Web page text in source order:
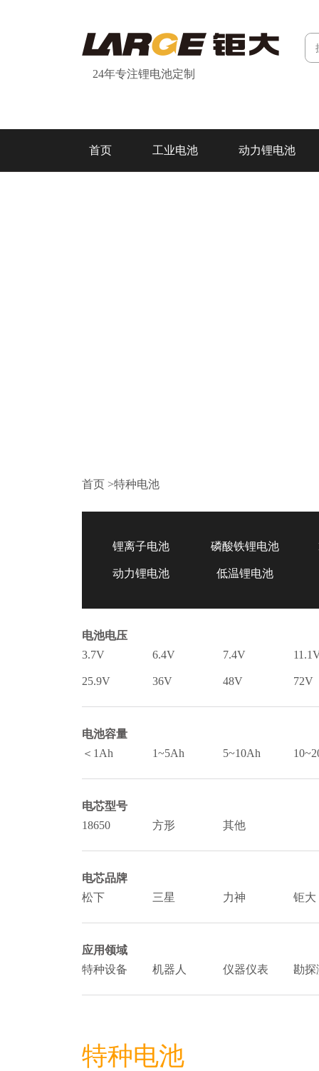
24年专注锂电池定制
首页 工业电池 动力锂电池
首页 >特种电池
锂离子电池 磷酸铁锂电池
动力锂电池 低温锂电池
电池电压
3.7V
6.4V 7.4V
25.9V 36V 48V 72V
电池容量
＜1Ah
1~5Ah 5~10Ah
电芯型号
18650
方形 其他
电芯品牌
松下
三星 力神 钜大
应用领域
特种设备
机器人 仪器仪表 勘探
特种电池